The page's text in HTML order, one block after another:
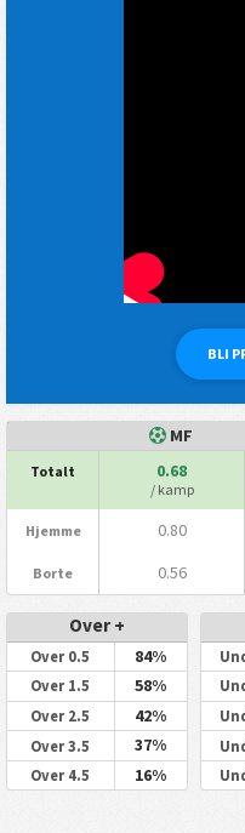
BLI
MF
Totalt 0.68
/ kamp
Hjemme 0.80
Borte 0.56
Over +
Over 0.5 84%
Over 1.5 58%
Over 2.5 42%
Over 3.5 37%
Over 4.5 16%